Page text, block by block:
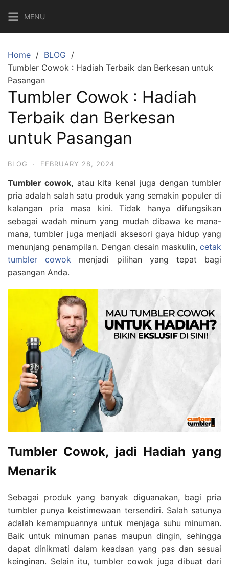
content
MENU
Home
BLOG
Tumbler Cowok : Hadiah Terbaik dan Berkesan untuk
Pasangan
Tumbler Cowok : Hadiah
Terbaik dan Berkesan
untuk Pasangan
BLOG · FEBRUARY 28, 2024
Tumbler cowok, atau kita kenal juga dengan tumbler
pria adalah salah satu produk yang semakin populer di
kalangan pria masa kini. Tidak hanya difungsikan
sebagai wadah minum yang mudah dibawa ke mana-
mana, tumbler juga menjadi aksesori gaya hidup yang
menunjang penampilan. Dengan desain maskulin, cetak
tumbler cowok menjadi pilihan yang tepat bagi
pasangan Anda.
Tumbler Cowok, jadi Hadiah yang
Menarik
Sebagai produk yang banyak diguanakan, bagi pria
tumbler punya keistimewaan tersendiri. Salah satunya
adalah kemampuannya untuk menjaga suhu minuman.
Baik untuk minuman panas maupun dingin, sehingga
dapat dinikmati dalam keadaan yang pas dan sesuai
keinginan. Selain itu, tumbler cowok juga dibuat dari